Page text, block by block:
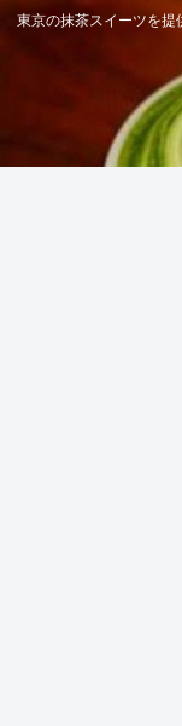
東京の抹茶スイーツを提